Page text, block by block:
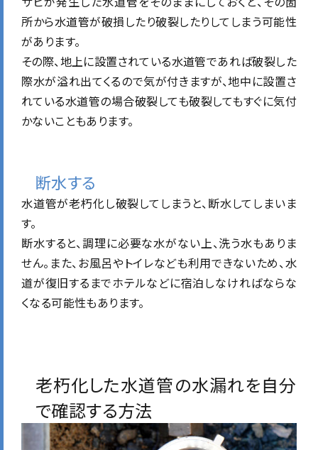
所から水道管が破損したり破裂したりしてしまう可能性
があります。
その際、地上に設置されている水道管であれば破裂した
際水が溢れ出てくるので気が付きますが、地中に設置さ
れている水道管の場合破裂しても破裂してもすぐに気付
かないこともあります。
断水する
水道管が老朽化し破裂してしまうと、断水してしまいま
す。
断水すると、調理に必要な水がない上、洗う水もありま
せん。 また、お風呂やトイレなども利用できないため、水
道が復旧するまでホテルなどに宿泊しなければならな
くなる可能性もあります。
老朽化した水道管の水漏れを自分
で確認する方法